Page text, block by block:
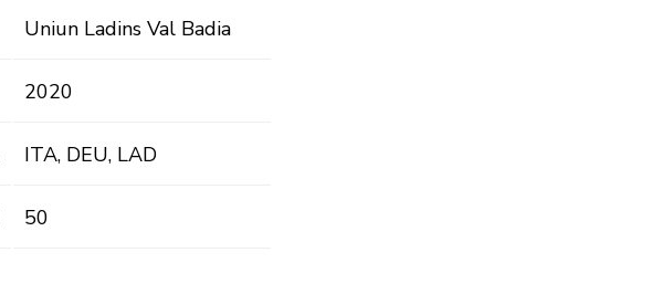
Uniun Ladins Val Badia
2020
ITA, DEU, LAD
50